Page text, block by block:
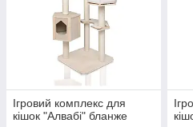
Ігровий комплекс для
кішок "Алвабі" бланже